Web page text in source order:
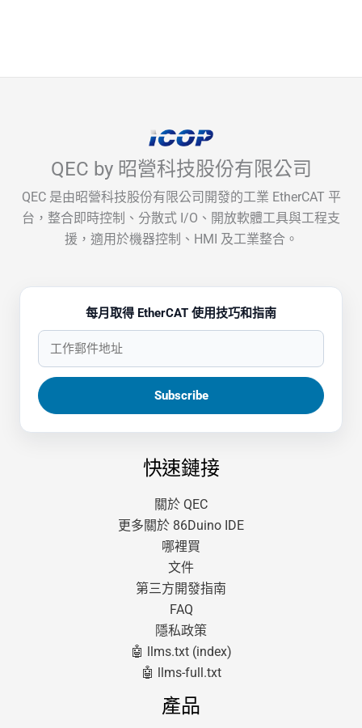
QEC by 昭營科技股份有限公司
QEC 是由昭營科技股份有限公司開發的工業 EtherCAT 平
台，整合即時控制、分散式 I/O、開放軟體工具與工程支
援，適用於機器控制、HMI 及工業整合。
每月取得 EtherCAT 使用技巧和指南
快速鏈接
關於 QEC
更多關於 86Duino IDE
哪裡買
文件
第三方開發指南
FAQ
隱私政策
🤖 llms.txt (index)
🤖 llms-full.txt
產品